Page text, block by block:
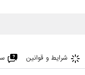
شرایط و قوانین